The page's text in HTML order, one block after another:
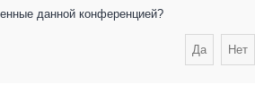
данной конференцией?